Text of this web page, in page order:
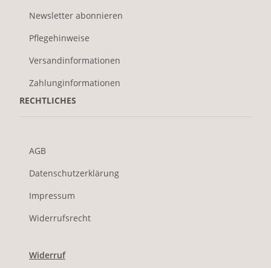
Newsletter abonnieren
Pflegehinweise
Versandinformationen
Zahlunginformationen
RECHTLICHES
AGB
Datenschutzerklärung
Impressum
Widerrufsrecht
Widerruf